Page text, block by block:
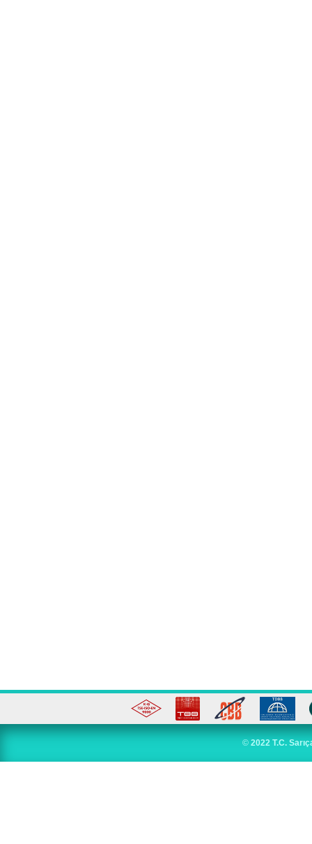
©2022 T.C.